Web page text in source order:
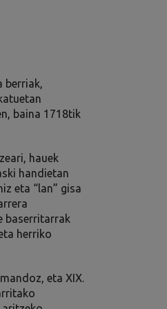
berriak,
baina 1718tik
hauek
handietan
eta “lan” gisa
baserritarrak
herriko
eta XIX.